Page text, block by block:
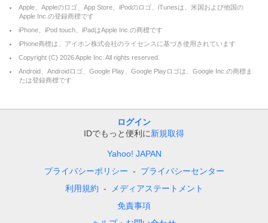
Apple、Appleのロゴ、App Store、iPodのロゴ、iTunesは、米国および他国の
Apple Inc.の登録商標です
iPhone、iPod touch、iPadはApple Inc.の商標です
iPhone商標は、アイホン株式会社のライセンスに基づき使用されています
Copyright (C) 2026Apple Inc. All rights reserved.
Android、Androidロゴ、Google Play、Google Playロゴは、Google Inc.の商標ま
たは登録商標です
ログイン
IDでもっと便利に新規取得
Yahoo! JAPAN
プライバシーポリシー
プライバシーセンター
利用規約
メディアステートメント
免責事項